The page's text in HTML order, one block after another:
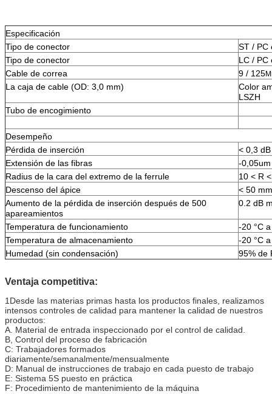
Especificación
Tipo de conector
ST / PC
Tipo de conector
LC / PC
Cable de correa
9 / 125
La caja de cable (OD: 3,0 mm)
Color
LSZH
Tubo de encogimiento
Desempeño
Pérdida de inserción
< 0,3 dB
Extensión de las fibras
-
Radius de la cara del extremo de la ferrule
10 < R
Descenso del ápice
< 50 mm
Aumento de la pérdida de inserción después de 500
apareamientos
0.2 dB
Temperatura de funcionamiento
-20 °C
Temperatura de almacenamiento
-20 °C
Humedad (sin condensación)
95% de
Ventaja competitiva:
1Desde las materias primas hasta los productos finales, realizamos
intensos controles de calidad para mantener la calidad de nuestros
productos:
A. Material de entrada inspeccionado por el control de calidad.
B, Control del proceso de fabricación
C: Trabajadores formados
diariamente/semanalmente/mensualmente
D: Manual de instrucciones de trabajo en cada puesto de trabajo
E: Sistema 5S puesto en práctica
F: Procedimiento de mantenimiento de la máquina